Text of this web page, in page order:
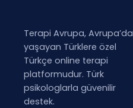
Terapi Avrupa, Avrupa’da
yaşayan Türklere özel
Türkçe online terapi
platformudur. Türk
psikologlarla güvenilir
destek.